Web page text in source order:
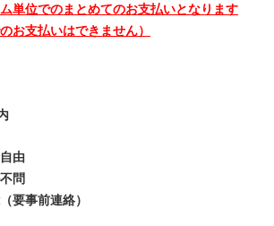
単位でのまとめてのお支払いとなります
お支払いはできません）
由
問
要事前連絡）